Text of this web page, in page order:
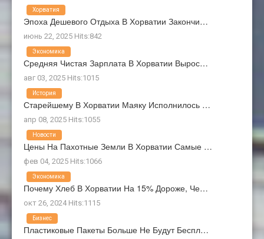
Эпоха Дешевого Отдыха В Хорватии Закончи…
июнь 22, 2025 Hits:842
Хорватия
Средняя Чистая Зарплата В Хорватии Вырос…
авг 03, 2025 Hits:1015
Экономика
Старейшему В Хорватии Маяку Исполнилось …
апр 08, 2025 Hits:1055
История
Цены На Пахотные Земли В Хорватии Самые …
фев 04, 2025 Hits:1066
Новости
Почему Хлеб В Хорватии На 15% Дороже, Че…
окт 26, 2024 Hits:1115
Экономика
Пластиковые Пакеты Больше Не Будут Беспл…
Бизнес